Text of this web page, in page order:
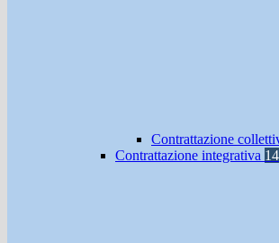
Contrattazione
Contrattazione integrativa 14